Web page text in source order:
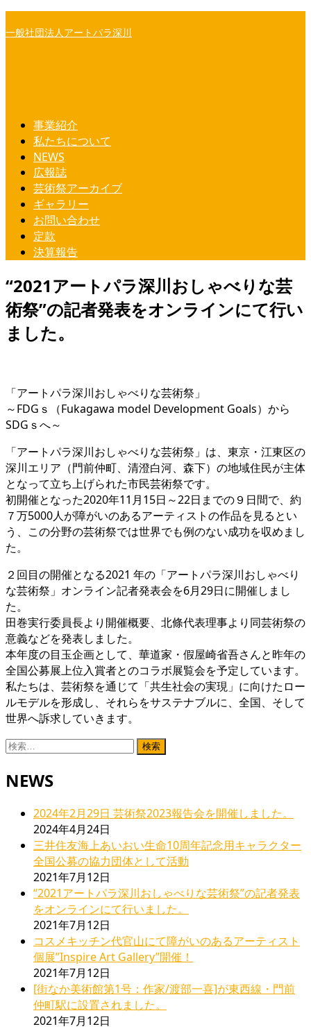
ン
一般社団法人アートパラ深川
事業紹介
私たちについて
NEWS
広報誌
芸術祭アーカイブ
ギャラリー
お問い合わせ
定款
決算報告
“2021アートパラ深川おしゃべりな芸
術祭”の記者発表をオンラインにて行い
ました。
「アートパラ深川おしゃべりな芸術祭」
～FDGｓ（Fukagawa model Development Goals）から
SDGｓへ～
「アートパラ深川おしゃべりな芸術祭」は、東京・江東区の
深川エリア（門前仲町、清澄白河、森下）の地域住民が主体
となって立ち上げられた市民芸術祭です。
初開催となった2020年11月15日～22日までの９日間で、約
７万5000人が障がいのあるアーティストの作品を見るとい
う、この分野の芸術祭では世界でも例のない成功を収めまし
た。
２回目の開催となる2021 年の「アートパラ深川おしゃべり
な芸術祭」オンライン記者発表会を6月29日に開催しまし
た。
田巻実行委員長より開催概要、北條代表理事より同芸術祭の
意義などを発表しました。
本年度の目玉企画として、華道家・假屋崎省吾さんと昨年の
全国公募展上位入賞者とのコラボ展覧会を予定しています。
私たちは、芸術祭を通じて「共生社会の実現」に向けたロー
ルモデルを形成し、それらをサステナブルに、全国、そして
世界へ訴求していきます。
検
NEWS
2024年2月29日 芸術祭2023報告会を開催しました。
2024年4月24日
三井住友海上あいおい生命10周年記念用キャラクター
全国公募の協力団体として活動
2021年7月12日
“2021アートパラ深川おしゃべりな芸術祭”の記者発表
をオンラインにて行いました。
2021年7月12日
コスメキッチン代官山にて障がいのあるアーティスト
個展”Inspire Art Gallery”開催！
2021年7月12日
[街なか美術館第1号：作家/渡部一喜]が東西線・門前
仲町駅に設置されました。
2021年7月12日